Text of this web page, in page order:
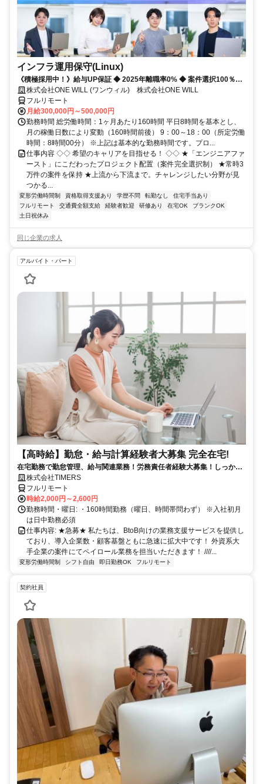
インフラ運用保守(Linux)
《積極採用中！》給与UP保証 ◆ 2025年離職率0% ◆ 案件選択100％！
◆ 平均残業7時間！
株式会社ONE WILL (ワンウィル) 株式会社ONE WILL
フルリモート
月給300,000円～500,000円
勤務時間 総労働時間：1ヶ月あたり160時間 平日8時間を基本とし、
月の稼働日数により変動（160時間前後） 9：00～18：00（所定労働
時間：8時間00分） ※上記は基本的な勤務時間です。プロ...
仕事内容 ◇◇ 希望のキャリアを目指せる！ ◇◇ ★「エンジニアファ
ースト」にこだわったプロジェクト配置（案件完全選択制） ★常時3
万件の案件を保持 ★上流から下流まで。チャレンジしたい分野が見
つかる...
変形労働時間制 資格取得支援あり 学歴不問 転勤なし
住宅手当あり
フルリモート
交通費全額支給 経験者歓迎 研修あり 在宅OK
ブランクOK
土日祝休み
同じ企業の求人
アルバイト・パート
【高時給】勤怠・給与計算経験者大募集 完全在宅!
在宅勤務で勤怠管理、給与関連業務！労務責任者経験大募集！しっかり
稼ぎたい方、注目！
株式会社TIMERS
フルリモート
時給2,000円～2,600円
勤務時間・曜日: ・160時間勤務（曜日、時間帯問わず） ※入社初月
は日中勤務必須
仕事内容: ★急募★ 私たちは、BtoB向けの業務支援サービスを提供し
ており、導入企業数・顧客基盤ともに急速に拡大中です！ 外資系大
手企業の案件にてペイロール業務を担当いただきます！ ////...
変形労働時間制 シフト自由 即日勤務OK フルリモート
契約社員